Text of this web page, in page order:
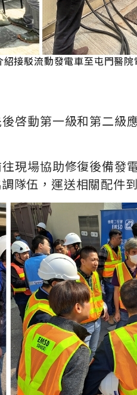
接駁流動發電車至屯門醫院
啓動第一級和第二級
現場協助修復後備發
隊伍，運送相關配件